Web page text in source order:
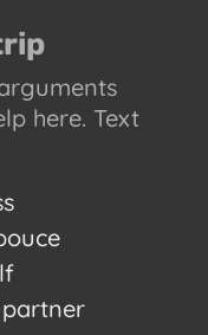
here. Text